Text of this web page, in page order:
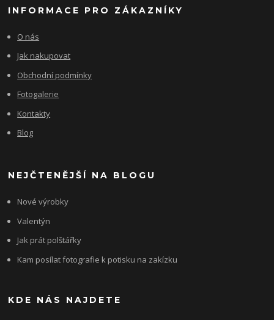
INFORMACE PRO ZÁKAZNÍKY
O nás
Jak nakupovat
Obchodní podmínky
Fotogalerie
Kontakty
Blog
NEJČTENĚJŠÍ NA BLOGU
Nové výrobky
Valentýn
Jak prát polštářky
Kam posílat fotografie k potisku na zakízku
KDE NÁS NAJDETE